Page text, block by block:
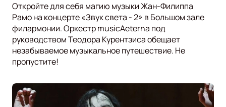
Откройте для себя магию музыки Жан-Филиппа
Рамо на концерте «Звук света - 2» в Большом зале
филармонии. Оркестр musicAeterna под
руководством Теодора Курентзиса обещает
незабываемое музыкальное путешествие. Не
пропустите!